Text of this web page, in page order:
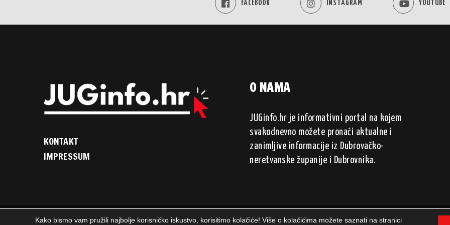
FACEBOOK INSTAGRAM YOUTUBE
KONTAKT
IMPRESSUM
O NAMA
JUGinfo.hr je informativni portal na kojem
svakodnevno možete pronaći aktualne i
zanimljive informacije iz Dubrovačko-
neretvanske županije i Dubrovnika.
2025. © JUGinfo.hr / Sva prava pridržana. / WEBPEPERIT
Kako bismo vam pružili najbolje korisničko iskustvo, korisitimo kolačiće! Više o kolačićima možete saznati na stranici